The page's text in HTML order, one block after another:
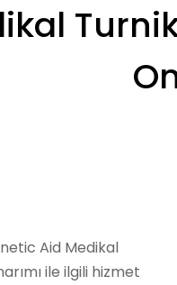
Aid Medikal
ile ilgili hizmet